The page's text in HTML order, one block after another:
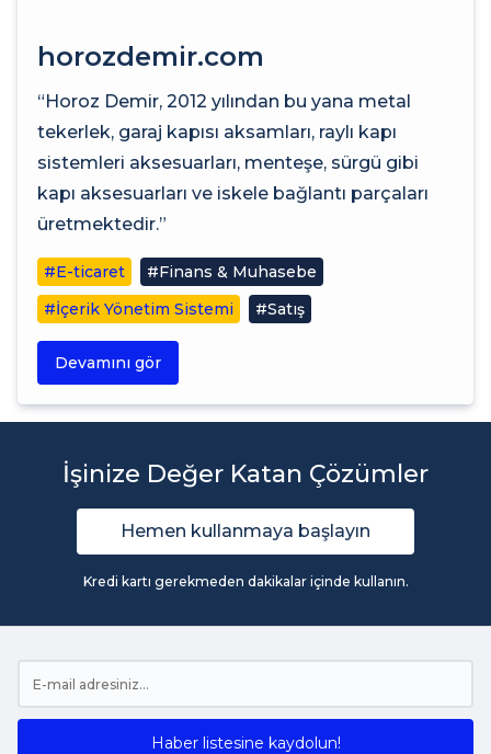
horozdemir.com
“Horoz Demir, 2012 yılından bu yana metal
tekerlek, garaj kapısı aksamları, raylı kapı
sistemleri aksesuarları, menteşe, sürgü gibi
kapı aksesuarları ve iskele bağlantı parçaları
üretmektedir.”
#E-ticaret
#Finans & Muhasebe
#İçerik Yönetim Sistemi
#Satış
Devamını gör
İşinize Değer Katan Çözümler
Hemen kullanmaya başlayın
Kredi kartı gerekmeden dakikalar içinde kullanın.
Haber listesine kaydolun!